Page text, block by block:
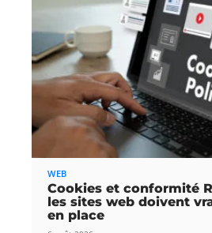
WEB
Cookies et conformité
les sites web doivent
en place